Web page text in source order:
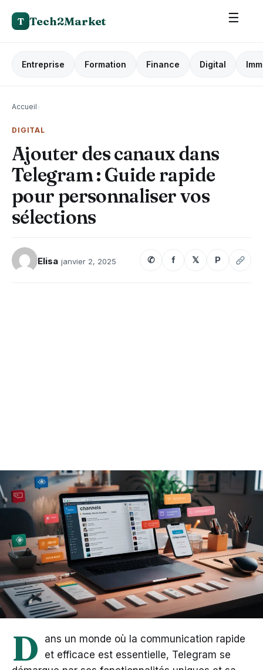
T Tech2Market ☰
Entreprise Formation Finance Digital
Accueil›
DIGITAL
Ajouter des canaux dans
Telegram : Guide rapide
pour personnaliser vos
sélections
Elisa janvier 2, 2025 ✆ f 𝕏 P
D
ans un monde où la communication rapide
et efficace est essentielle, Telegram se